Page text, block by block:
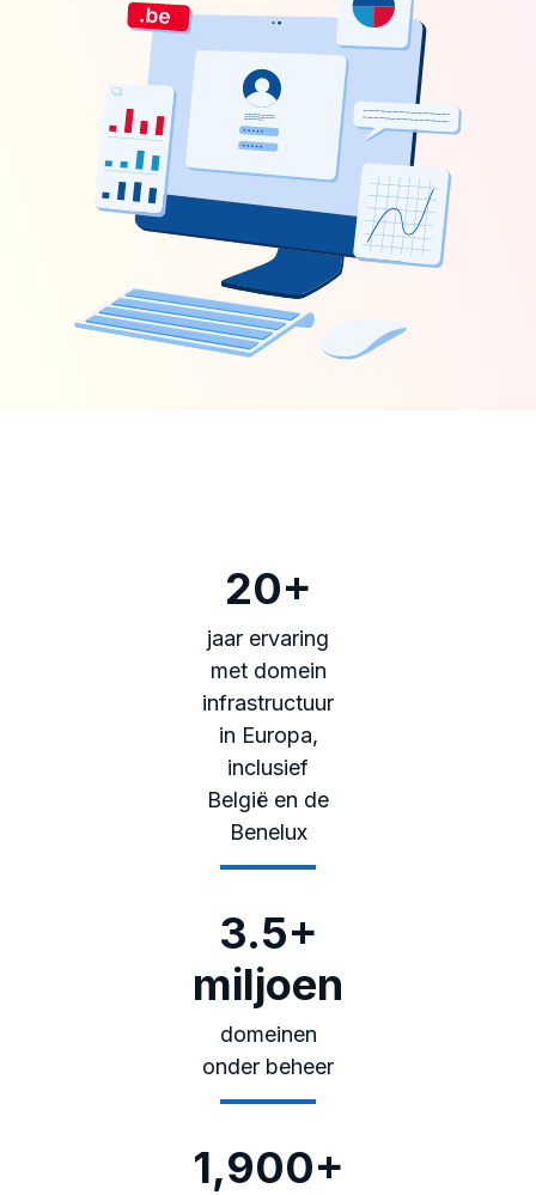
20+
jaar ervaring
met domein
infrastructuur
in Europa,
inclusief
België en de
Benelux
3.5+
miljoen
domeinen
onder beheer
1,900+